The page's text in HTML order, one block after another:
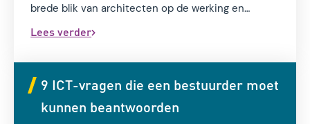
brede blik van architecten op de werking en
kwaliteit van de informatievoorziening als geheel
besteden expliciet aandacht aan het
samenbrengen van beide werelden. Gevolg is dat
veel data-initiatieven blijven hangen in de
experimenteerfase en dat implementatie en
Lees verder
9 ICT-vragen die een bestuurder moet
kunnen beantwoorden